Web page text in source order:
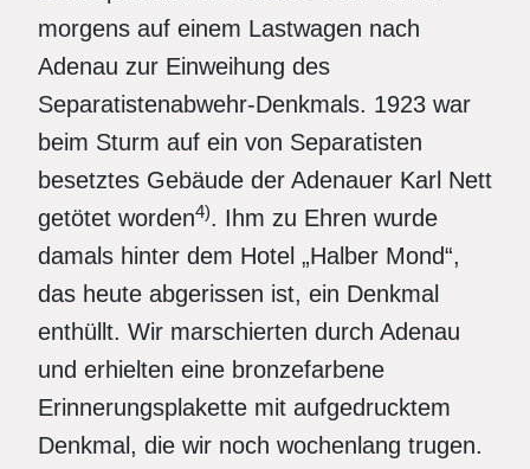
morgens auf einem Lastwagen nach
Adenau zur Einweihung des
Separatistenabwehr-Denkmals. 1923 war
beim Sturm auf ein von Separatisten
besetztes Gebäude der Adenauer Karl Nett
getötet worden4). Ihm zu Ehren wurde
damals hinter dem Hotel „Halber Mond“,
das heute abgerissen ist, ein Denkmal
enthüllt. Wir marschierten durch Adenau
und erhielten eine bronzefarbene
Erinnerungsplakette mit aufgedrucktem
Denkmal, die wir noch wochenlang trugen.